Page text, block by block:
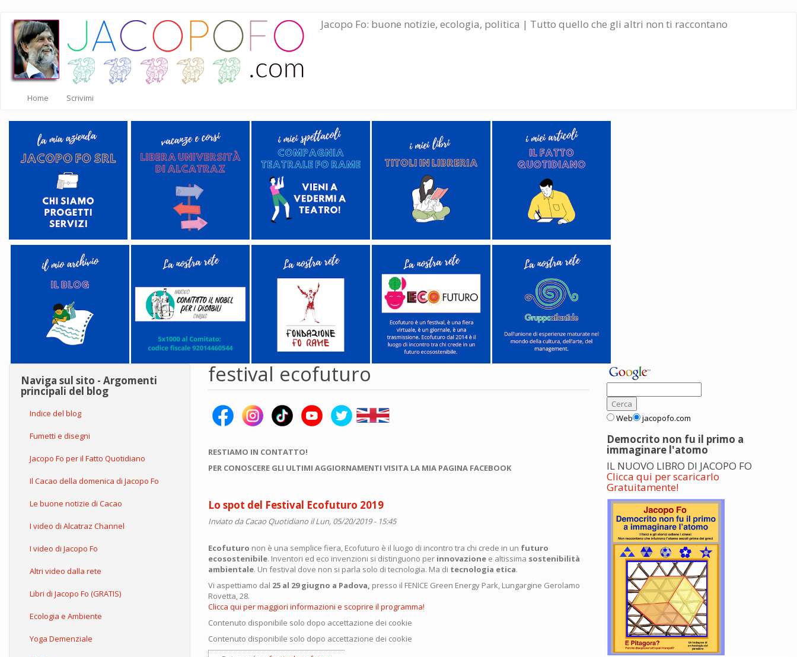
Salta
contenuto
principale
Jacopo Fo: buone notizie, ecologia, politica | Tutto quello che gli altri non ti raccontano
Home Scrivimi
Naviga sul sito - Argomenti
principali del blog
Indice del blog
Fumetti e disegni
Jacopo Fo per il Fatto Quotidiano
Il Cacao della domenica di Jacopo Fo
Le buone notizie di Cacao
I video di Alcatraz Channel
I video di Jacopo Fo
Altri video dalla rete
Libri di Jacopo Fo (GRATIS)
Ecologia e Ambiente
Yoga Demenziale
festival ecofuturo
RESTIAMO IN CONTATTO!
PER CONOSCERE GLI ULTIMI AGGIORNAMENTI VISITA LA MIA PAGINA FACEBOOK
Lo spot del Festival Ecofuturo 2019
Inviato daCacao Quotidiano il Lun, 05/20/2019 - 15:45
Ecofuturo non è una semplice fiera, Ecofuturo è il luogo di incontro tra chi crede in un futuro
ecosostenibile. Inventori ed eco invenzioni si distinguono per innovazione e altissima sostenibilità
ambientale. Un festival dove non si parla solo di tecnologia. Ma di tecnologia etica.
Vi aspettiamo dal 25 al 29 giugno a Padova, presso il FENICE Green Energy Park, Lungargine Gerolamo
Rovetta, 28.
Clicca qui per maggiori informazioni e scoprire il programma!
Contenuto disponibile solo dopo accettazione dei cookie
Contenuto disponibile solo dopo accettazione dei cookie
Web jacopofo.com
Democrito non fu il primo a
immaginare l'atomo
IL NUOVO LIBRO DI JACOPO FO
Clicca qui per scaricarlo
Gratuitamente!